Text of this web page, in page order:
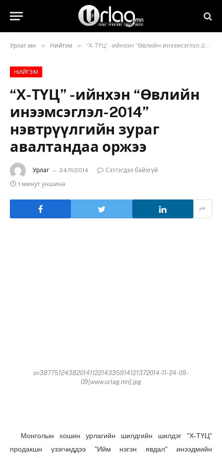
Урлаг.мн » Нийгэм » “Х-ТҮЦ” -ийнхэн “Өвлийн инээмсэглэл-2014” нэвтрүүлгийн зураг авалтандаа оржээ
НИЙГЭМ
“Х-ТҮЦ” -ийнхэн “Өвлийн
инээмсэглэл-2014”
нэвтрүүлгийн зураг
авалтандаа оржээ
Урлаг 24/11/2014
Сэтгэгдэл байхгүй
1 минут уншина
ov38775124382014112214335914121372014-11-24-09-
09[www.urlag.mn].jpg
Монголын хошин урлагийн шилдгийн шилдэг "Х-ТҮЦ"
продакшн үзэгчиддээ "Ийм нэгэн явдал" инээдмийн